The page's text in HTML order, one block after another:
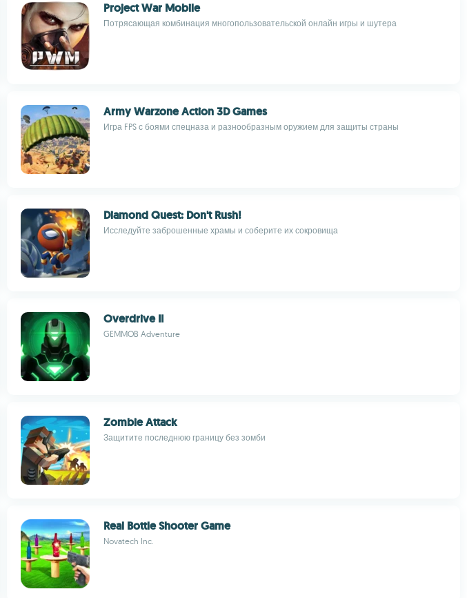
Project War Mobile
Потрясающая комбинация многопользовательской онлайн игры и шутера
Army Warzone Action 3D Games
Игра FPS с боями спецназа и разнообразным оружием для защиты страны
Diamond Quest: Don't Rush!
Исследуйте заброшенные храмы и соберите их сокровища
Overdrive II
GEMMOB Adventure
Zombie Attack
Защитите последнюю границу без зомби
Real Bottle Shooter Game
Novatech Inc.